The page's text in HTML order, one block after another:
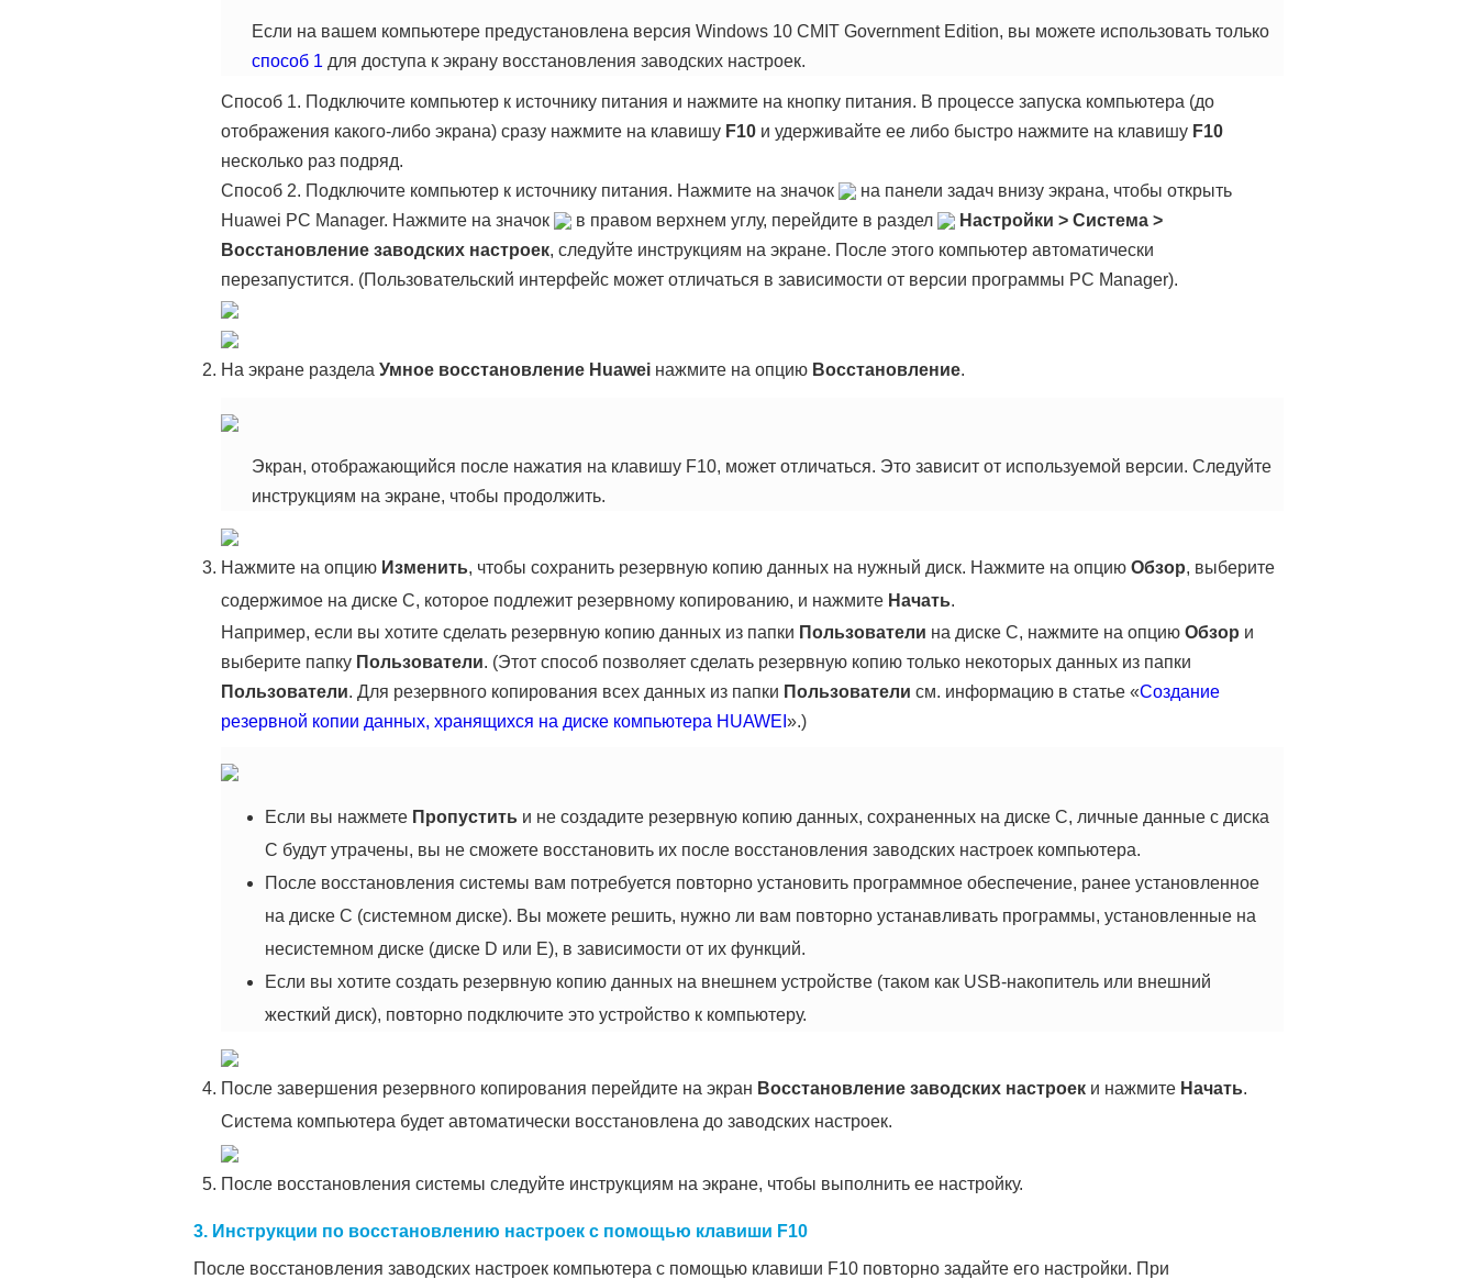
Если на вашем компьютере предустановлена версия Windows 10 CMIT Government Edition, вы можете использовать только
способ 1 для доступа к экрану восстановления заводских настроек.
Способ 1. Подключите компьютер к источнику питания и нажмите на кнопку питания. В процессе запуска компьютера (до
отображения какого-либо экрана) сразу нажмите на клавишу F10и удерживайте ее либо быстро нажмите на клавишу F10
несколько раз подряд.
Способ 2. Подключите компьютер к источнику питания. Нажмите на значок
на панели задач внизу экрана, чтобы открыть
Huawei PC Manager. Нажмите на значок
в правом верхнем углу, перейдите в раздел Настройки > Система>
Восстановление заводских настроек, следуйте инструкциям на экране. После этого компьютер автоматически
перезапустится. (Пользовательский интерфейс может отличаться в зависимости от версии программы PC Manager).
На экране раздела Умное восстановление Huaweiнажмите на опцию Восстановление.
Экран, отображающийся после нажатия на клавишу F10, может отличаться. Это зависит от используемой версии. Следуйте
инструкциям на экране, чтобы продолжить.
Нажмите на опцию Изменить, чтобы сохранить резервную копию данных на нужный диск. Нажмите на опцию Обзор, выберите
содержимое на диске C, которое подлежит резервному копированию, и нажмите Начать.
Например, если вы хотите сделать резервную копию данных из папки Пользователи на диске C, нажмите на опцию Обзор и
выберите папку Пользователи. (Этот способ позволяет сделать резервную копию только некоторых данных из папки
Пользователи. Для резервного копирования всех данных из папки Пользователи см. информацию в статье «Создание
резервной копии данных, хранящихся на диске компьютера HUAWEI ».)
Если вы нажмете Пропуститьи не создадите резервную копию данных, сохраненных на диске C, личные данные с диска
C будут утрачены, вы не сможете восстановить их после восстановления заводских настроек компьютера.
После восстановления системы вам потребуется повторно установить программное обеспечение, ранее установленное
на диске C (системном диске). Вы можете решить, нужно ли вам повторно устанавливать программы, установленные на
несистемном диске (диске D или E), в зависимости от их функций.
Если вы хотите создать резервную копию данных на внешнем устройстве (таком как USB-накопитель или внешний
жесткий диск), повторно подключите это устройство к компьютеру.
После завершения резервного копирования перейдите на экран Восстановление заводских настроеки нажмите Начать.
Система компьютера будет автоматически восстановлена до заводских настроек.
После восстановления системы следуйте инструкциям на экране, чтобы выполнить ее настройку.
3. Инструкции по восстановлению настроек с помощью клавиши F10
После восстановления заводских настроек компьютера с помощью клавиши F10 повторно задайте его настройки. При